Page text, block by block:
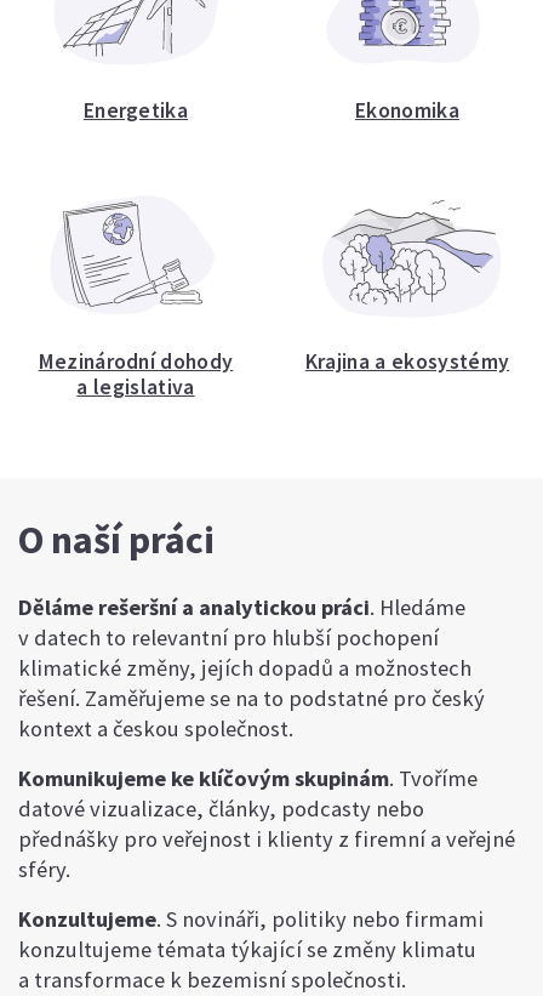
Energetika Ekonomika
Mezinárodní dohody
a legislativa
Krajina a ekosystémy
O naší práci
Děláme rešeršní a analytickou práci. Hledáme
v datech to relevantní pro hlubší pochopení
klimatické změny, jejích dopadů a možnostech
řešení. Zaměřujeme se na to podstatné pro český
kontext a českou společnost.
Komunikujeme ke klíčovým skupinám. Tvoříme
datové vizualizace, články, podcasty nebo
přednášky pro veřejnost i klienty z firemní a veřejné
sféry.
Konzultujeme. S novináři, politiky nebo firmami
konzultujeme témata týkající se změny klimatu
a transformace k bezemisní společnosti.